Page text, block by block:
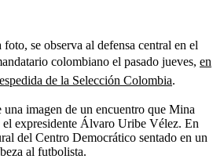
se observa al defensa central en el
colombiano el pasado jueves, en
de la Selección Colombia.
imagen de un encuentro que Mina
expresidente Álvaro Uribe Vélez. En
del Centro Democrático sentado en un
al futbolista.